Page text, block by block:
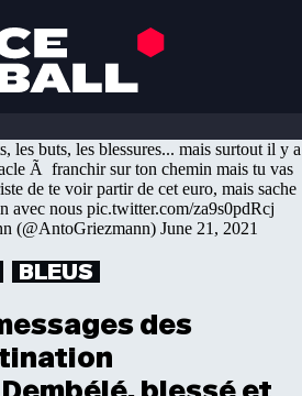
les buts, les blessures... mais surtout il y a
Ã franchir sur ton chemin mais tu vas
de te voir partir de cet euro, mais sache
avec nous pic.twitter.com/za9s0pdRcj
(@AntoGriezmann) June 21, 2021
BLEUS
des